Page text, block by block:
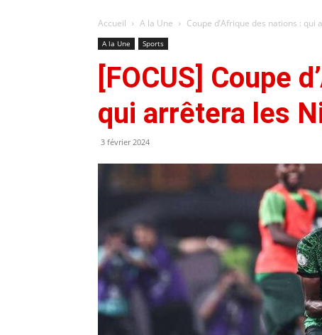
Accueil A la Une Coupe d’Afrique des nations :
A la Une Sports
[FOCUS] Coupe
qui arrêtera les
3 février 2024